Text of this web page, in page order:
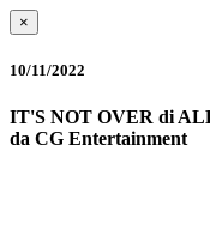
×
10/11/2022
IT'S NOT OVER di
da CG Entertainment